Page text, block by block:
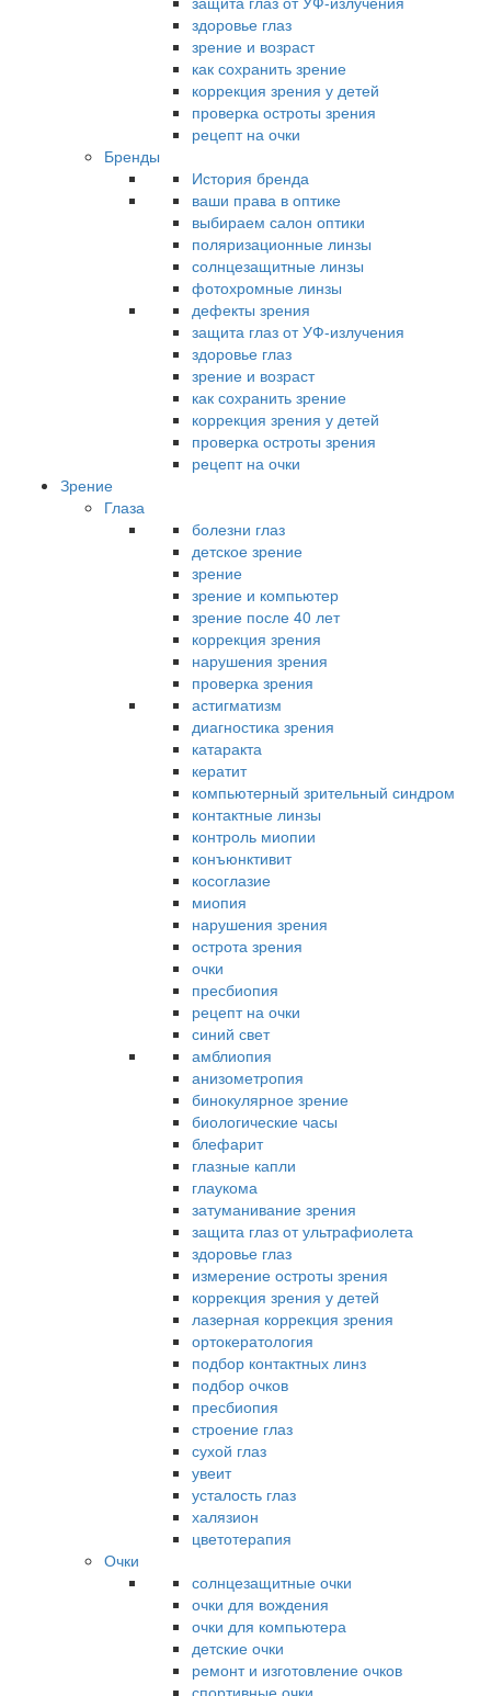
здоровье глаз
зрение и возраст
как сохранить зрение
коррекция зрения у детей
проверка остроты зрения
рецепт на очки
Бренды
История бренда
ваши права в оптике
выбираем салон оптики
поляризационные линзы
солнцезащитные линзы
фотохромные линзы
дефекты зрения
защита глаз от УФ-излучения
здоровье глаз
зрение и возраст
как сохранить зрение
коррекция зрения у детей
проверка остроты зрения
рецепт на очки
Зрение
Глаза
болезни глаз
детское зрение
зрение
зрение и компьютер
зрение после 40 лет
коррекция зрения
нарушения зрения
проверка зрения
астигматизм
диагностика зрения
катаракта
кератит
компьютерный зрительный синдром
контактные линзы
контроль миопии
конъюнктивит
косоглазие
миопия
нарушения зрения
острота зрения
очки
пресбиопия
рецепт на очки
синий свет
амблиопия
анизометропия
бинокулярное зрение
биологические часы
блефарит
глазные капли
глаукома
затуманивание зрения
защита глаз от ультрафиолета
здоровье глаз
измерение остроты зрения
коррекция зрения у детей
лазерная коррекция зрения
ортокератология
подбор контактных линз
подбор очков
пресбиопия
строение глаз
сухой глаз
увеит
усталость глаз
халязион
цветотерапия
Очки
солнцезащитные очки
очки для вождения
очки для компьютера
детские очки
ремонт и изготовление очков